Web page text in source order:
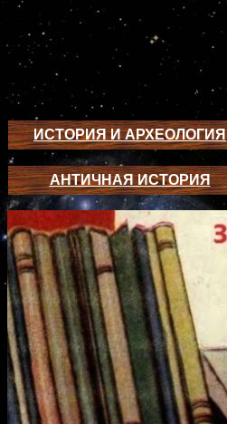
ИСТОРИЯ И АРХЕОЛОГИЯ
АНТИЧНАЯ ИСТОРИЯ